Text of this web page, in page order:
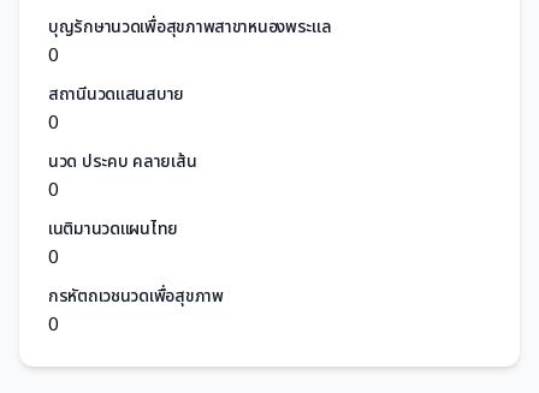
บุญรักษานวดเพื่อสุขภาพสาขาหนองพระแล
0
สถานีนวดแสนสบาย
0
นวด ประคบ คลายเส้น
0
เนติมานวดแผนไทย
0
กรหัตถเวชนวดเพื่อสุขภาพ
0